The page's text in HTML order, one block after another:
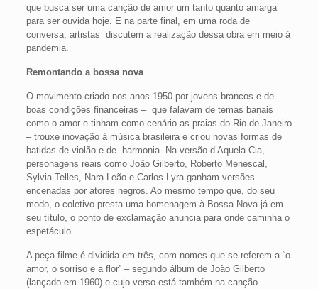
que busca ser uma canção de amor um tanto quanto amarga
para ser ouvida hoje. E na parte final, em uma roda de
conversa, artistas discutem a realização dessa obra em meio à
pandemia.
Remontando a bossa nova
O movimento criado nos anos 1950 por jovens brancos e de
boas condições financeiras – que falavam de temas banais
como o amor e tinham como cenário as praias do Rio de Janeiro
– trouxe inovação à música brasileira e criou novas formas de
batidas de violão e de harmonia. Na versão d’Aquela Cia,
personagens reais como João Gilberto, Roberto Menescal,
Sylvia Telles, Nara Leão e Carlos Lyra ganham versões
encenadas por atores negros. Ao mesmo tempo que, do seu
modo, o coletivo presta uma homenagem à Bossa Nova já em
seu título, o ponto de exclamação anuncia para onde caminha o
espetáculo.
A peça-filme é dividida em três, com nomes que se referem a “o
amor, o sorriso e a flor” – segundo álbum de João Gilberto
(lançado em 1960) e cujo verso está também na canção